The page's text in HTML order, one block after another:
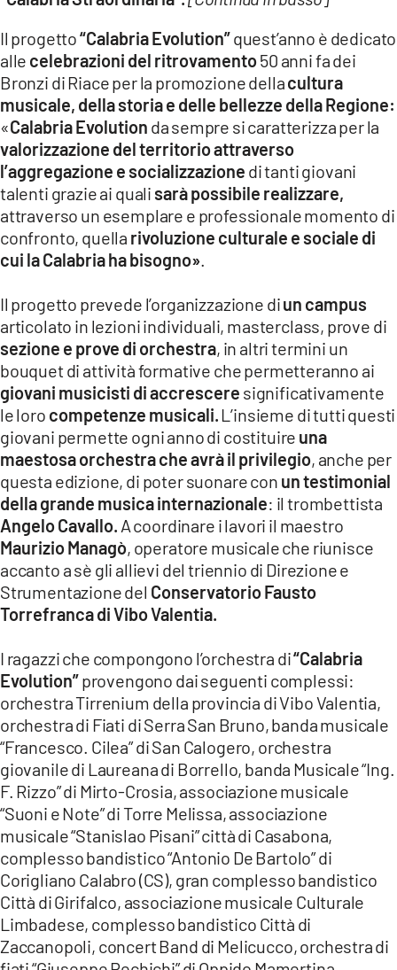
App
ANDROID
APPLE
Il progetto“Calabria Evolution”quest’anno è dedicato
alle celebrazioni del ritrovamento50 anni fa dei
Bronzi di Riace per la promozione dellacultura
musicale, della storia e delle bellezze della Regione:
«Calabria Evolution da sempre si caratterizza per la
valorizzazione del territorio attraverso
l’aggregazione e socializzazione di tanti giovani
talenti grazie ai quali sarà possibile realizzare,
attraverso un esemplare e professionale momento di
confronto, quella rivoluzione culturale e sociale di
cui la Calabria ha bisogno».
Il progetto prevede l’organizzazione diun campus
articolato in lezioni individuali, masterclass, prove di
sezione e prove di orchestra, in altri termini un
bouquet di attività formative che permetteranno ai
giovani musicisti di accrescere significativamente
le loro competenze musicali.L’insieme di tutti questi
giovani permette ogni anno di costituire una
maestosa orchestra che avrà il privilegio, anche per
questa edizione, di poter suonare con un testimonial
della grande musica internazionale: il trombettista
Angelo Cavallo. A coordinare i lavori il maestro
Maurizio Managò, operatore musicale che riunisce
accanto a sè gli allievi del triennio di Direzione e
Strumentazione del Conservatorio Fausto
Torrefranca di Vibo Valentia.
I ragazzi che compongono l’orchestra di“Calabria
Evolution”provengono dai seguenti complessi:
orchestra Tirrenium della provincia di Vibo Valentia,
orchestra di Fiati di Serra San Bruno, banda musicale
“Francesco. Cilea” di San Calogero, orchestra
giovanile di Laureana di Borrello, banda Musicale “Ing.
F. Rizzo” di Mirto-Crosia, associazione musicale
“Suoni e Note” di Torre Melissa, associazione
musicale “Stanislao Pisani” città di Casabona,
complesso bandistico “Antonio De Bartolo” di
Corigliano Calabro (CS), gran complesso bandistico
Città di Girifalco, associazione musicale Culturale
Limbadese, complesso bandistico Città di
Zaccanopoli, concert Band di Melicucco, orchestra di